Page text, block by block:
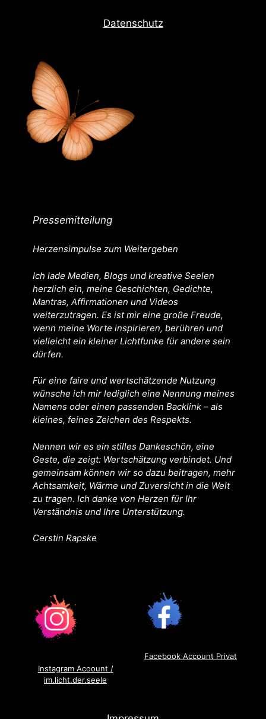
Datenschutz
Pressemitteilung
Herzensimpulse zum Weitergeben
Ich lade Medien, Blogs und kreative Seelen
herzlich ein, meine Geschichten, Gedichte,
Mantras, Affirmationen und Videos
weiterzutragen. Es ist mir eine große Freude,
wenn meine Worte inspirieren, berühren und
vielleicht ein kleiner Lichtfunke für andere sein
dürfen.
Für eine faire und wertschätzende Nutzung
wünsche ich mir lediglich eine Nennung meines
Namens oder einen passenden Backlink – als
kleines, feines Zeichen des Respekts.
Nennen wir es ein stilles Dankeschön, eine
Geste, die zeigt: Wertschätzung verbindet. Und
gemeinsam können wir so dazu beitragen, mehr
Achtsamkeit, Wärme und Zuversicht in die Welt
zu tragen. Ich danke von Herzen für Ihr
Verständnis und Ihre Unterstützung.
Cerstin Rapske
Instagram Acoount /
im.licht.der.seele
Facebook Account Privat